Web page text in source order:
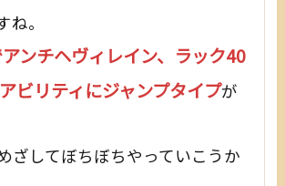
。
ンチヘヴィレイン、 ラック40
ビリティにジャンプタイプが
ざしてぼちぼちやっていこうか